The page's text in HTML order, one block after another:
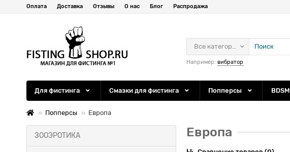
Оплата Доставка Отзывы О нас Блог Распродажа
Все категории
Например: вибратор
Для фистинга Смазки для фистинга Попперсы BDSM
Попперсы Европа
ЗООЭРОТИКА Европа